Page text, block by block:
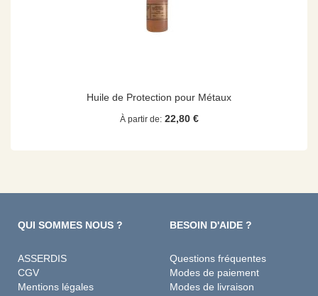
Huile de Protection pour Métaux
À partir de 22,80 €
QUI SOMMES NOUS ?
ASSERDIS
CGV
Mentions légales
BESOIN D'AIDE ?
Questions fréquentes
Modes de paiement
Modes de livraison